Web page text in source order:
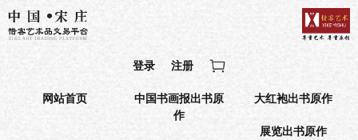
登录 注册
网站首页
中国书画报出书原
作
大红袍出书原作
展览出书原作